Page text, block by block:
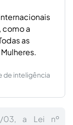
como a
as
de inteligência
03, a Lei nº